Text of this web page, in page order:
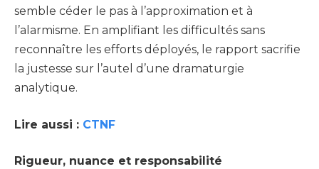
semble céder le pas à l’approximation et à
l’alarmisme. En amplifiant les difficultés sans
reconnaître les efforts déployés, le rapport sacrifie
la justesse sur l’autel d’une dramaturgie
analytique.
Lire aussi : CTNF
Rigueur, nuance et responsabilité